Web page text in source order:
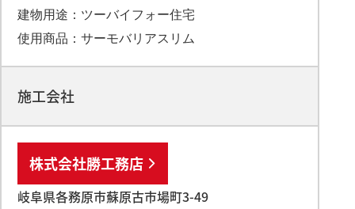
建物用途：ツーバイフォー住宅
使用商品：サーモバリアスリム
施工会社
株式会社勝工務店
岐阜県各務原市蘇原古市場町3-49